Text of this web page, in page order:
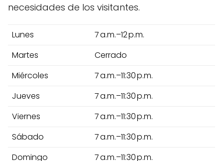
necesidades de los visitantes.
Lunes
7 a.m.–12 p.m.
Martes
Cerrado
Miércoles
7 a.m.–11:30 p.m.
Jueves
7 a.m.–11:30 p.m.
Viernes
7 a.m.–11:30 p.m.
Sábado
7 a.m.–11:30 p.m.
Domingo
7 a.m.–11:30 p.m.